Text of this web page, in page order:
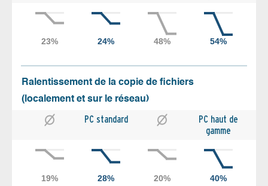
Ralentissement de la copie de fichiers
(localement et sur le réseau)
PC standard
PC haut de
gamme